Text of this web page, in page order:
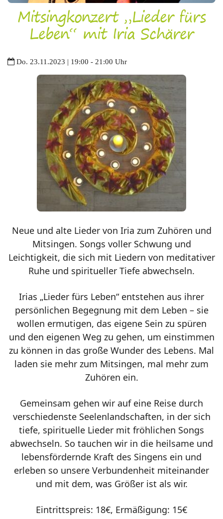
Mitsingkonzert „Lieder fürs
Leben“ mit Iria Schärer
Do. 23.11.2023 | 19:00 - 21:00 Uhr
Neue und alte Lieder von Iria zum Zuhören und
Mitsingen. Songs voller Schwung und
Leichtigkeit, die sich mit Liedern von meditativer
Ruhe und spiritueller Tiefe abwechseln.
Irias „Lieder fürs Leben“ entstehen aus ihrer
persönlichen Begegnung mit dem Leben – sie
wollen ermutigen, das eigene Sein zu spüren
und den eigenen Weg zu gehen, um einstimmen
zu können in das große Wunder des Lebens. Mal
laden sie mehr zum Mitsingen, mal mehr zum
Zuhören ein.
Gemeinsam gehen wir auf eine Reise durch
verschiedenste Seelenlandschaften, in der sich
tiefe, spirituelle Lieder mit fröhlichen Songs
abwechseln. So tauchen wir in die heilsame und
lebensfördernde Kraft des Singens ein und
erleben so unsere Verbundenheit miteinander
und mit dem, was Größer ist als wir.
Eintrittspreis: 18€, Ermäßigung: 15€